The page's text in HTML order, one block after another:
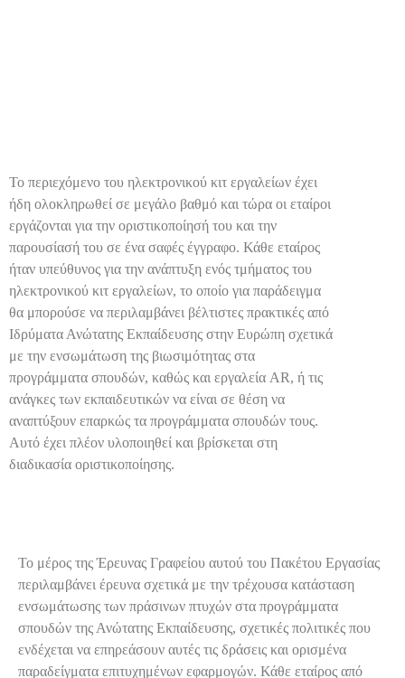
Το περιεχόμενο του ηλεκτρονικού κιτ εργαλείων έχει
ήδη ολοκληρωθεί σε μεγάλο βαθμό και τώρα οι εταίροι
εργάζονται για την οριστικοποίησή του και την
παρουσίασή του σε ένα σαφές έγγραφο. Κάθε εταίρος
ήταν υπεύθυνος για την ανάπτυξη ενός τμήματος του
ηλεκτρονικού κιτ εργαλείων, το οποίο για παράδειγμα
θα μπορούσε να περιλαμβάνει βέλτιστες πρακτικές από
Ιδρύματα Ανώτατης Εκπαίδευσης στην Ευρώπη σχετικά
με την ενσωμάτωση της βιωσιμότητας στα
προγράμματα σπουδών, καθώς και εργαλεία AR, ή τις
ανάγκες των εκπαιδευτικών να είναι σε θέση να
αναπτύξουν επαρκώς τα προγράμματα σπουδών τους.
Αυτό έχει πλέον υλοποιηθεί και βρίσκεται στη
διαδικασία οριστικοποίησης.
Το μέρος της Έρευνας Γραφείου αυτού του Πακέτου Εργασίας
περιλαμβάνει έρευνα σχετικά με την τρέχουσα κατάσταση
ενσωμάτωσης των πράσινων πτυχών στα προγράμματα
σπουδών της Ανώτατης Εκπαίδευσης, σχετικές πολιτικές που
ενδέχεται να επηρεάσουν αυτές τις δράσεις και ορισμένα
παραδείγματα επιτυχημένων εφαρμογών. Κάθε εταίρος από